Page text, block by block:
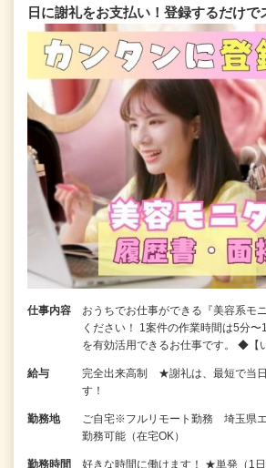
日に謝礼をお支払い！登録するだけで
仕事内容
おうちでお仕事ができる『美容系モ
ください！ 1案件の作業時間は5分〜
を有効活用できるお仕事です。 ◆【
給与
完全出来高制 ★謝礼は、最短で当日
す！
勤務地
ご自宅※フルリモート勤務 埼玉県
勤務可能（在宅OK）
勤務時間
好きな時間に働けます！ ★単発（1